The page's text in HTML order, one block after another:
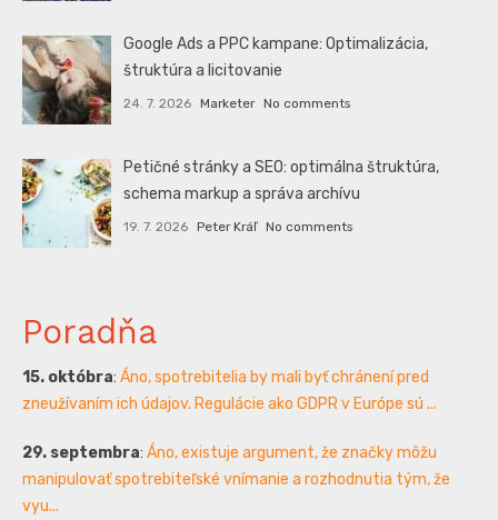
Google Ads a PPC kampane: Optimalizácia,
štruktúra a licitovanie
24. 7. 2026 Marketer No comments
Petičné stránky a SEO: optimálna štruktúra,
schema markup a správa archívu
19. 7. 2026 Peter Kráľ No comments
Poradňa
15. októbra: Áno, spotrebitelia by mali byť chránení pred
zneužívaním ich údajov. Regulácie ako GDPR v Európe sú ...
29. septembra: Áno, existuje argument, že značky môžu
manipulovať spotrebiteľské vnímanie a rozhodnutia tým, že
vyu...